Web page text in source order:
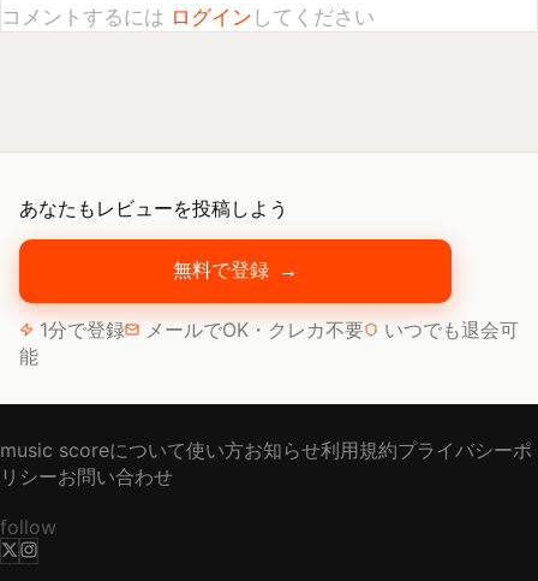
あなたもレビューを投稿しよう
無料で登録 →
1分で登録 メールでOK・クレカ不要
いつでも退会可
能
music scoreについて使い方お知らせ利用規約プライバシーポ
リシーお問い合わせ
follow